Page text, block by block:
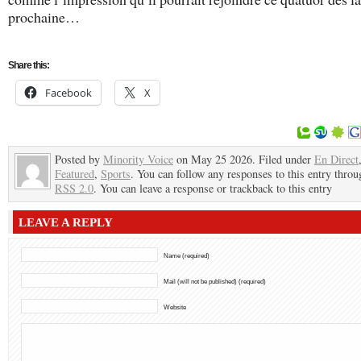
prochaine…
Share this:
Facebook X
Posted by Minority Voice on May 25 2026. Filed under En Direct,
Featured, Sports. You can follow any responses to this entry
RSS 2.0. You can leave a response or trackback to this entry
LEAVE A REPLY
Name (required)
Mail (will not be published) (required)
Website